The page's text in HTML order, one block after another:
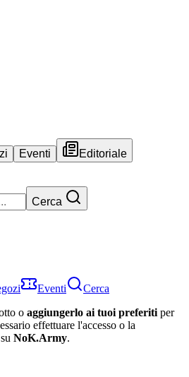
Eventi
Editoriale
Cerca
Eventi
Cerca
o aggiungerlo ai tuoi preferiti per
effettuare l'accesso o la
NoK.Army.